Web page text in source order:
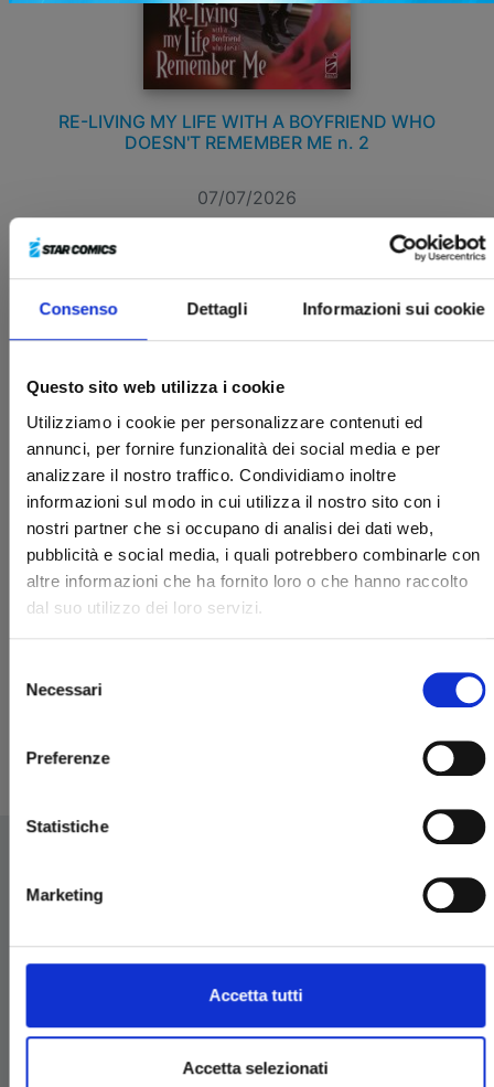
Consenso Dettagli Informazioni sui cookie
Questo sito web utilizza i cookie
Utilizziamo i cookie per personalizzare contenuti ed
annunci, per fornire funzionalità dei social media e per
analizzare il nostro traffico. Condividiamo inoltre
informazioni sul modo in cui utilizza il nostro sito con i
nostri partner che si occupano di analisi dei dati web,
pubblicità e social media, i quali potrebbero combinarle con
altre informazioni che ha fornito loro o che hanno raccolto
dal suo utilizzo dei loro servizi.
delNecessari
Preferenze
Statistiche
Marketing
Accetta tutti
Accetta selezionati
RE-LIVING MY LIFE WITH A BOYFRIEND WHO
DOESN'T REMEMBER ME n. 2
07/07/2026
RE-LIVING MY LIFE WITH A BOYFRIEND WHO
- 06134 Bosco (Perugia)
P.IVA 03850300546
+39 075 591 8353
- per informazioni